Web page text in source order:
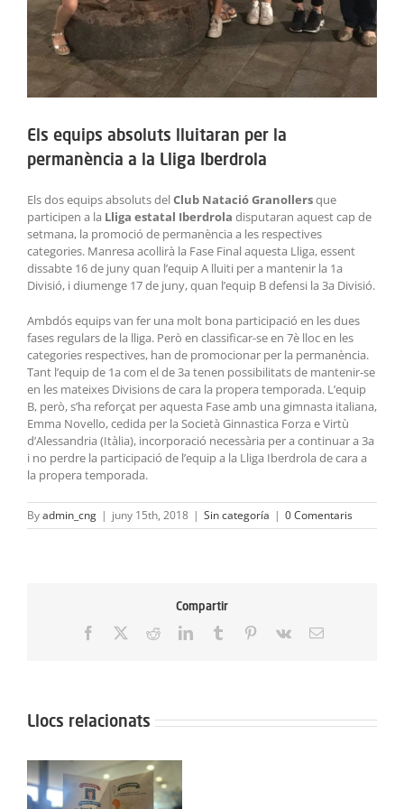
Els equips absoluts lluitaran per la
permanència a la Lliga Iberdrola
Els dos equips absoluts delClub Natació Granollersque
participen a la Lliga estatal Iberdrola disputaran aquest cap de
setmana, la promoció de permanència a les respectives
categories. Manresa acollirà la Fase Final aquesta Lliga, essent
dissabte 16 de juny quan l’equip A lluiti per a mantenir la 1a
Divisió, i diumenge 17 de juny, quan l’equip B defensi la 3a Divisió.
Ambdós equips van fer una molt bona participació en les dues
fases regulars de la lliga. Però en classificar-se en 7è lloc en les
categories respectives, han de promocionar per la permanència.
Tant l’equip de 1a com el de 3a tenen possibilitats de mantenir-se
en les mateixes Divisions de cara la propera temporada. L’equip
B, però, s’ha reforçat per aquesta Fase amb una gimnasta italiana,
Emma Novello, cedida per la Società Ginnastica Forza e Virtù
d’Alessandria (Itàlia), incorporació necessària per a continuar a 3a
i no perdre la participació de l’equip a la Lliga Iberdrola de cara a
la propera temporada.
Byadmin_cng | juny 15th, 2018 | Sin categoría | 0 Comentaris
Compartir
Facebook RedditLinkedInTumblr Pinterest
Vk Email:
Llocs relacionats